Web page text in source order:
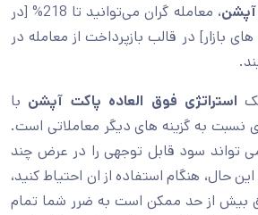
آپشن
، معامله گران می‌توانید تا 218% [در
بازار] در قالب بازپرداخت از معامله در
استراتژی فوق العاده پاکت آپشن با
نسبت به گزینه های دیگر معاملاتی است.
ای می تواند سود قابل توجهی را در عرض چند
حال، هنگام استفاده از ان احتیاط کنید،
بیش از حد ممکن است به ضرر شما تمام